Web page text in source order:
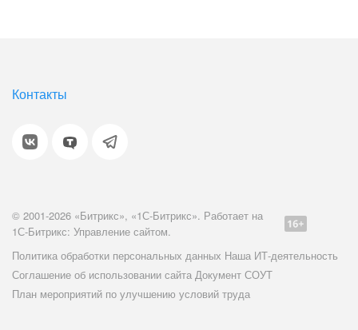
Контакты
© 2001-2026 «Битрикс», «1С-Битрикс». Работает на
1С-Битрикс: Управление сайтом.
Политика обработки персональных данных Наша ИТ-деятельность
Соглашение об использовании сайта Документ СОУТ
План мероприятий по улучшению условий труда